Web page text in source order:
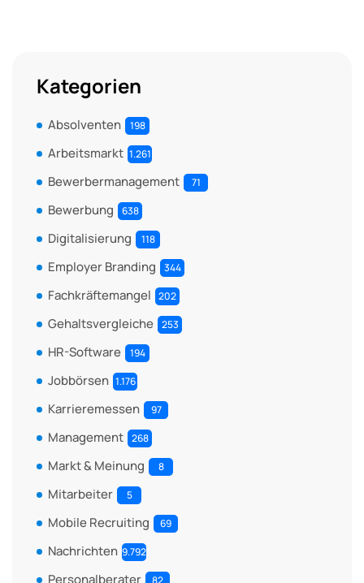
Kategorien
Absolventen 198
Arbeitsmarkt 1.261
Bewerbermanagement 71
Bewerbung 638
Digitalisierung 118
Employer Branding 344
Fachkräftemangel 202
Gehaltsvergleiche 253
HR-Software 194
Jobbörsen 1.176
Karrieremessen 97
Management 268
Markt & Meinung 8
Mitarbeiter 5
Mobile Recruiting 69
Nachrichten 9.792
Personalberater 82